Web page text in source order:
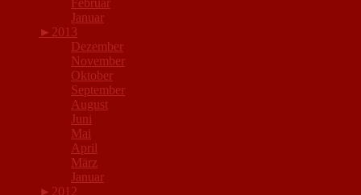
Februar
Januar
► 2013
Dezember
November
Oktober
September
August
Juni
Mai
April
März
Januar
► 2012